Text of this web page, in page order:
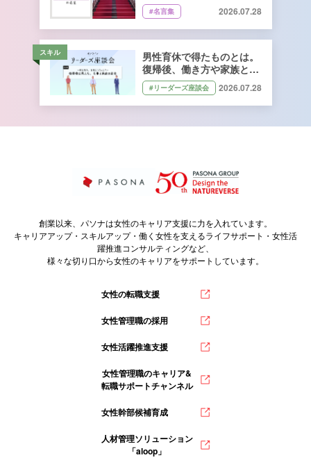
#名言集 2026.07.28
スキル
男性育休で得たものとは。
復帰後、働き方や家族との
向き合い方はどう変わっ
た？
#リーダーズ座談会 2026.07.28
創業以来、パソナは女性のキャリア支援に力を入れています。
キャリアアップ・スキルアップ・働く女性を支えるライフサポート・女性活
躍推進コンサルティングなど、
様々な切り口から女性のキャリアをサポートしています。
女性の転職支援
女性管理職の採用
女性活躍推進支援
女性管理職のキャリア&
転職サポートチャンネル
女性幹部候補育成
人材管理ソリューション
「aloop」